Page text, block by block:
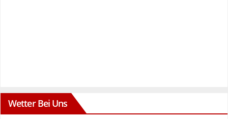
Wetter Bei Uns